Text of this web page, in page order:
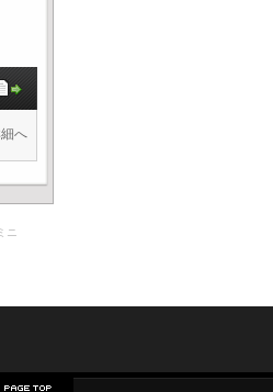
へ
ミニ